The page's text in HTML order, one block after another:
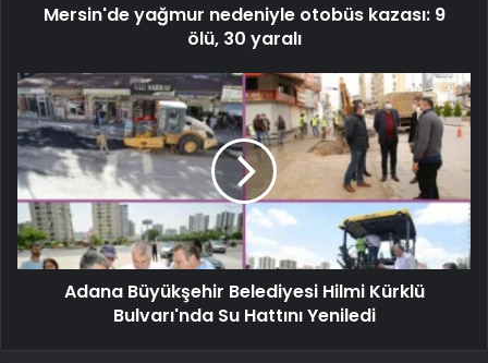
Mersin'de yağmur nedeniyle otobüs kazası: 9
ölü, 30 yaralı
Adana Büyükşehir Belediyesi Hilmi Kürklü
Bulvarı'nda Su Hattını Yeniledi